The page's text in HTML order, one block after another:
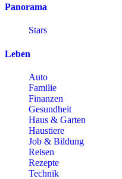
Panorama
Stars
Leben
Auto
Familie
Finanzen
Gesundheit
Haus & Garten
Haustiere
Job & Bildung
Reisen
Rezepte
Technik